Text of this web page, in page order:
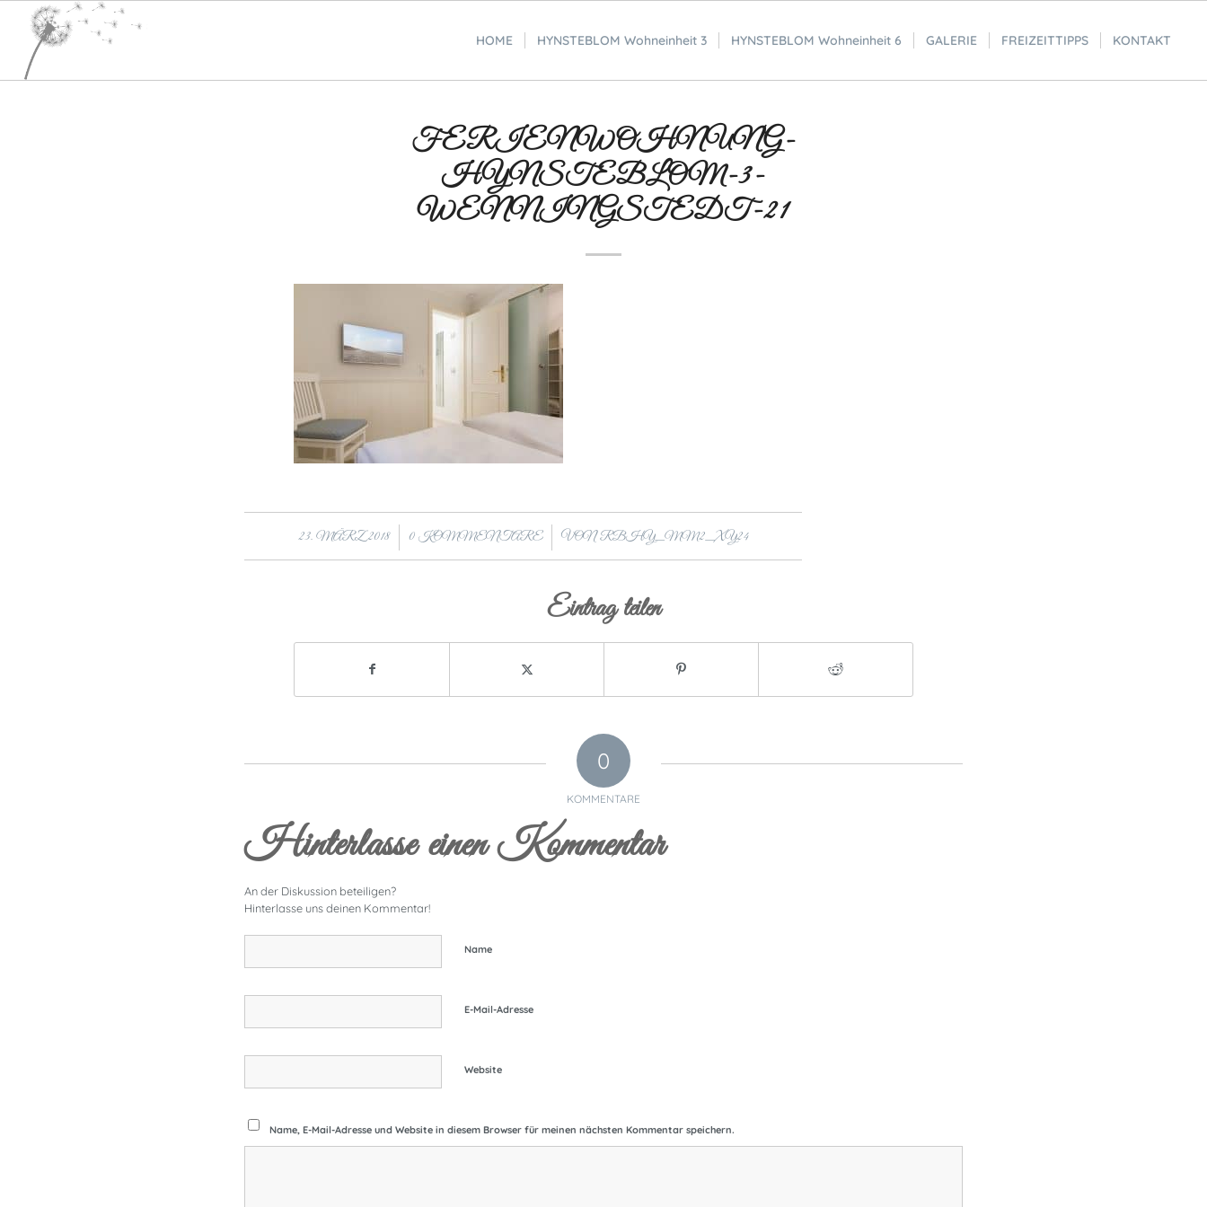
HOME HYNSTEBLOM Wohneinheit 3 HYNSTEBLOM Wohneinheit 6 GALERIE FREIZEITTIPPS KONTAKT
FERIENWOHNUNG-
HYNSTEBLOM-3-
WENNINGSTEDT-21
23. MÄRZ 2018
/ 0 KOMMENTARE
/ VONRBHY_MM2_XY24
Eintrag teilen
0
KOMMENTARE
Hinterlasse einen Kommentar
An der Diskussion beteiligen?
Hinterlasse uns deinen Kommentar!
Name
E-Mail-Adresse
Website
Name, E-Mail-Adresse und Website in diesem Browser für meinen nächsten Kommentar speichern.